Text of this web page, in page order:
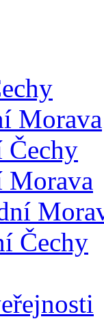
Morava
Čechy
Morava
Čechy